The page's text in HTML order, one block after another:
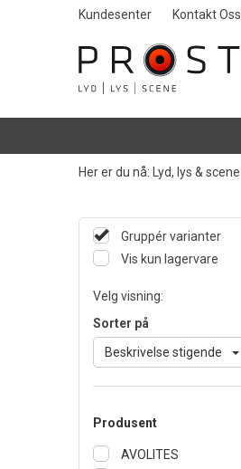
Kundesenter Kontakt Oss
Her er du nå: Lyd, lys & scene
Gruppér varianter
Vis kun lagervare
Velg visning:
Sorter på
Beskrivelse stigende
Produsent
AVOLITES